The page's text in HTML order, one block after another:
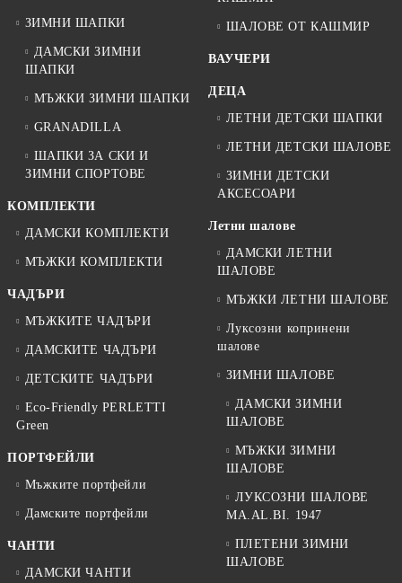
ЗИМНИ ШАПКИ
ДАМСКИ ЗИМНИ
ШАПКИ
МЪЖКИ ЗИМНИ ШАПКИ
GRANADILLA
ШАПКИ ЗА СКИ И
ЗИМНИ СПОРТОВЕ
КОМПЛЕКТИ
ДАМСКИ КОМПЛЕКТИ
МЪЖКИ КОМПЛЕКТИ
ЧАДЪРИ
МЪЖКИТЕ ЧАДЪРИ
ДАМСКИТЕ ЧАДЪРИ
ДЕТСКИТЕ ЧАДЪРИ
Eco-Friendly PERLETTI
Green
ПОРТФЕЙЛИ
Мъжките портфейли
Дамските портфейли
ЧАНТИ
ДАМСКИ ЧАНТИ
ШАЛОВЕ ОТ КАШМИР
ВАУЧЕРИ
ДЕЦА
ЛЕТНИ ДЕТСКИ ШАПКИ
ЛЕТНИ ДЕТСКИ ШАЛОВЕ
ЗИМНИ ДЕТСКИ
АКСЕСОАРИ
Летни шалове
ДАМСКИ ЛЕТНИ
ШАЛОВЕ
МЪЖКИ ЛЕТНИ ШАЛОВЕ
Луксозни копринени
шалове
ЗИМНИ ШАЛОВЕ
ДАМСКИ ЗИМНИ
ШАЛОВЕ
МЪЖКИ ЗИМНИ
ШАЛОВЕ
ЛУКСОЗНИ ШАЛОВЕ
MA.AL.BI. 1947
ПЛЕТЕНИ ЗИМНИ
ШАЛОВЕ